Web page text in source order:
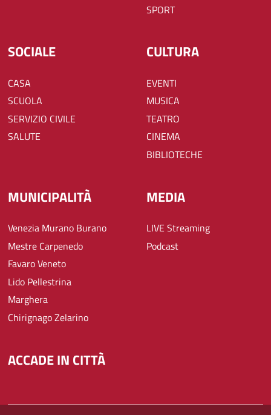
SPORT
SOCIALE
CASA
SCUOLA
SERVIZIO CIVILE
SALUTE
CULTURA
EVENTI
MUSICA
TEATRO
CINEMA
BIBLIOTECHE
MUNICIPALITÀ
Venezia Murano Burano
Mestre Carpenedo
Favaro Veneto
Lido Pellestrina
Marghera
Chirignago Zelarino
MEDIA
LIVE Streaming
Podcast
ACCADE IN CITTÀ